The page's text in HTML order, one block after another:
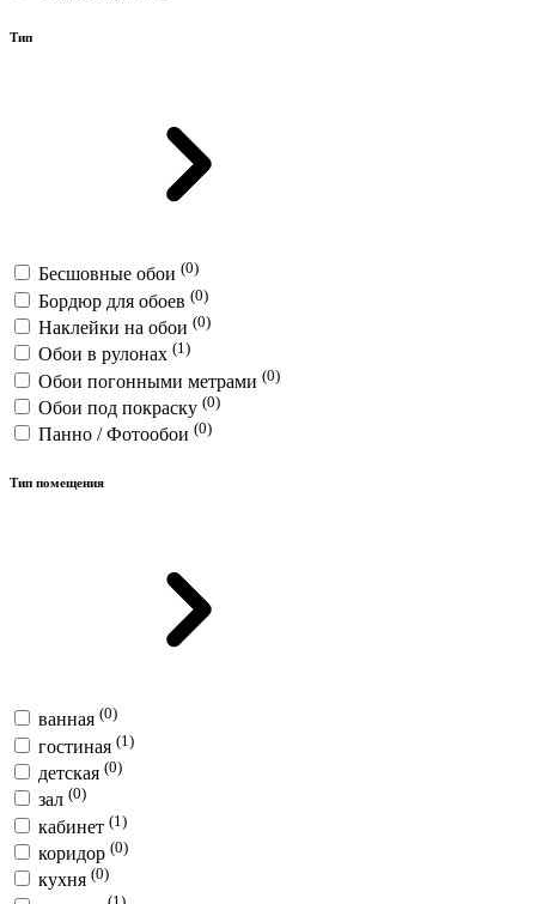
Тип
Бесшовные обои (0)
Бордюр для обоев (0)
Наклейки на обои (0)
Обои в рулонах (1)
Обои погонными метрами (0)
Обои под покраску (0)
Панно / Фотообои (0)
Тип помещения
ванная (0)
гостиная (1)
детская (0)
зал (0)
кабинет (1)
коридор (0)
кухня (0)
(1)